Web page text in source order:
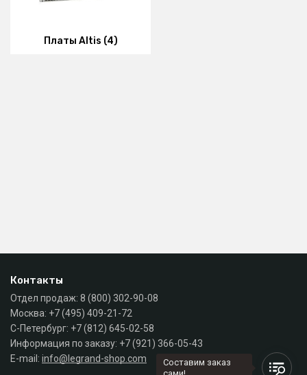
Платы Altis (4)
Контакты
Отдел продаж: 8 (800) 302-90-08
Москва: +7 (495) 409-21-72
С-Петербург: +7 (812) 645-02-58
Информация по заказу: +7 (921) 366-05-43
E-mail: info@legrand-shop.com
Составим заказ